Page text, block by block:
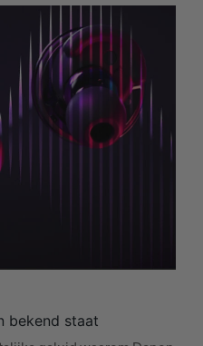
bekend staat